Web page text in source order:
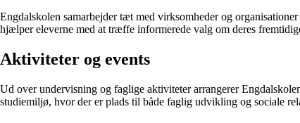
Engdalskolen samarbejder tæt med virksomheder og
hjælper eleverne med at træffe informerede valg om deres
Aktiviteter og events
Ud over undervisning og faglige aktiviteter arrangerer
studiemiljø, hvor der er plads til både faglig udvikling og sociale